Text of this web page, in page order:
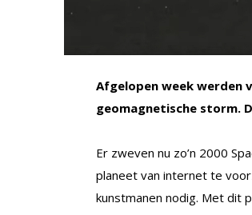
Afgelopen week werden
geomagnetische storm.
Er zweven nu zo’n 2000
planeet van internet te
kunstmanen nodig. Met dit